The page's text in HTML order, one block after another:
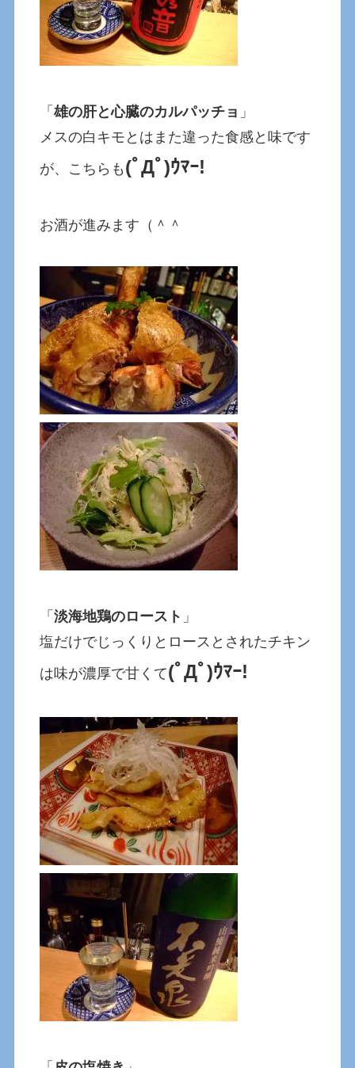
「雄の肝と心臓のカルパッチョ 」
メスの白キモとはまた違った食感と味です
が、こちらも (ﾟДﾟ)ｳﾏｰ!
お酒が進みます（＾＾
「淡海地鶏のロースト 」
塩だけでじっくりとロースとされたチキン
は味が濃厚で甘くて(ﾟДﾟ)ｳﾏｰ!